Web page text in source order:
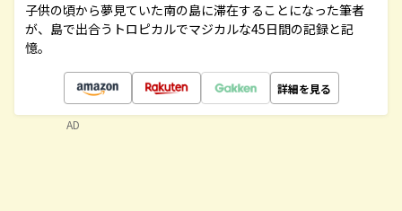
子供の頃から夢見ていた南の島に滞在することになった筆者
が、島で出合うトロピカルでマジカルな45日間の記録と記
憶。
詳細を見る
AD